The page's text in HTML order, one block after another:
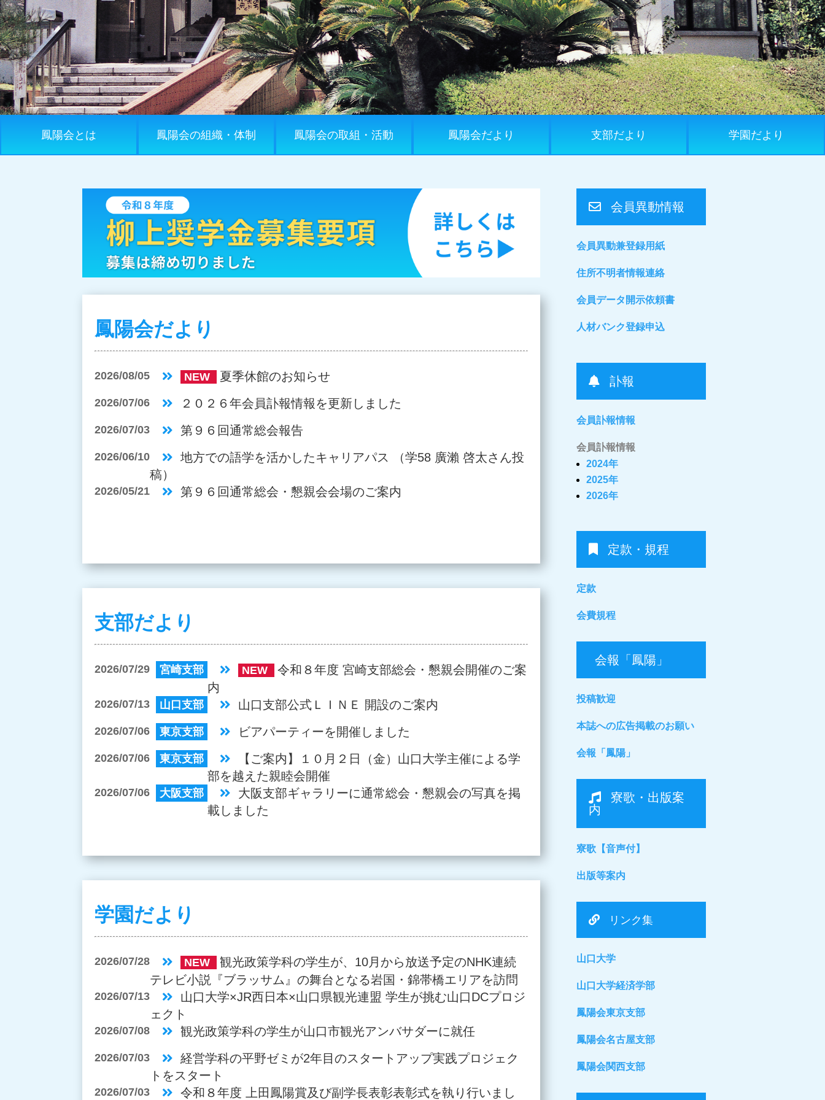
鳳陽会とは 鳳陽会の組織・体制 鳳陽会の取組・活動 鳳陽会だより 支部だより 学園だより
鳳陽会だより
2026/08/05 NEW 夏季休館のお知らせ
2026/07/06 ２０２６年会員訃報情報を更新しました
2026/07/03 第９６回通常総会報告
2026/06/10
地方での語学を活かしたキャリアパス （学58 廣瀨 啓太さん投
稿）
2026/05/21 第９６回通常総会・懇親会会場のご案内
支部だより
2026/07/29 宮崎支部 NEW
令和８年度 宮崎支部総会・懇親会開催のご案
内
2026/07/13 山口支部 山口支部公式ＬＩＮＥ 開設のご案内
2026/07/06 東京支部 ビアパーティーを開催しました
2026/07/06 東京支部
【ご案内】１０月２日（金）山口大学主催による学
部を越えた親睦会開催
2026/07/06 大阪支部
大阪支部ギャラリーに通常総会・懇親会の写真を掲
載しました
学園だより
2026/07/28 NEW
観光政策学科の学生が、10月から放送予定のNHK連続
テレビ小説『ブラッサム』の舞台となる岩国・錦帯橋エリアを訪問
2026/07/13
山口大学×JR西日本×山口県観光連盟 学生が挑む山口DCプロジ
ェクト
2026/07/08 観光政策学科の学生が山口市観光アンバサダーに就任
2026/07/03
経営学科の平野ゼミが2年目のスタートアップ実践プロジェク
トをスタート
2026/07/03 令和８年度 上田鳳陽賞及び副学長表彰表彰式を執り行いまし
会員異動情報
会員異動兼登録用紙
住所不明者情報連絡
会員データ開示依頼書
人材バンク登録申込
訃報
会員訃報情報
会員訃報情報
2024年
2025年
2026年
定款・規程
定款
会費規程
会報「鳳陽」
投稿歓迎
本誌への広告掲載のお願い
会報「鳳陽」
寮歌・出版案
内
寮歌【音声付】
出版等案内
リンク集
山口大学
山口大学経済学部
鳳陽会東京支部
鳳陽会名古屋支部
鳳陽会関西支部